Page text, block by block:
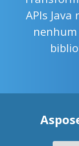
APIs